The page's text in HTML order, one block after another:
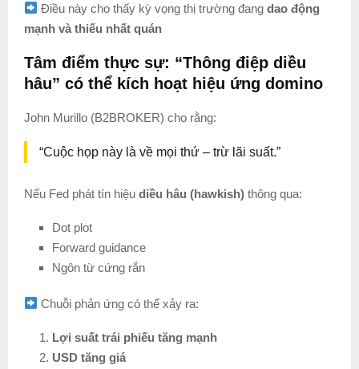
Điều này cho thấy kỳ vọng thị trường đangdao động
mạnh và thiếu nhất quán
Tâm điểm thực sự: “Thông điệp diều
hâu” có thể kích hoạt hiệu ứng domino
John Murillo (B2BROKER) cho rằng:
“Cuộc họp này là về mọi thứ – trừ lãi suất.”
Nếu Fed phát tín hiệu diều hâu (hawkish) thông qua:
Dot plot
Forward guidance
Ngôn từ cứng rắn
Chuỗi phản ứng có thể xảy ra:
Lợi suất trái phiếu tăng mạnh
USD tăng giá